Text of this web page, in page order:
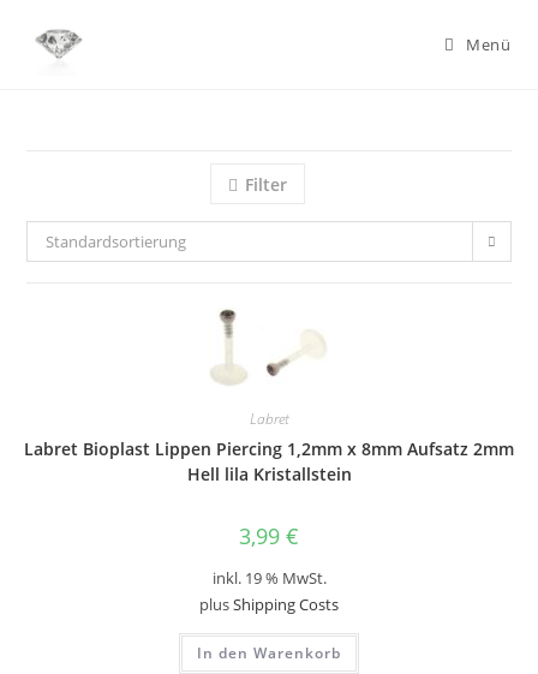
Inhalt
Menü
Filter
Standardsortierung
Labret
Labret Bioplast Lippen Piercing 1,2mm x 8mm Aufsatz 2mm
Hell lila Kristallstein
3,99 €
inkl. 19 % MwSt.
plusShipping Costs
In den Warenkorb